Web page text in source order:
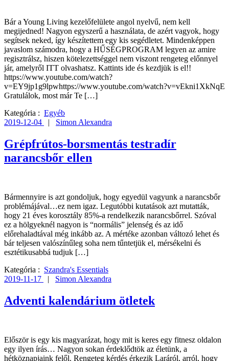
Bár a Young Living kezelőfelülete angol nyelvű, nem kell
megijedned! Nagyon egyszerű a használata, de azért vagyok, hogy
segítsek neked, így készítettem egy kis segédletet. Mindenképpen
javaslom számodra, hogy a HŰSÉGPROGRAM legyen az amire
regisztrálsz, hiszen kötelezettséggel nem viszont rengeteg előnnyel
jár, amelyről ITT olvashatsz. Kattints ide és kezdjük is el!!
https://www.youtube.com/watch?
v=EY9jp1g9lpwhttps://www.youtube.com/watch?v=vEkni1XkNqE
Gratulálok, most már Te […]
Kategória : Egyéb
2019-12-04
| Simon Alexandra
Grépfrútos-borsmentás testradír
narancsbőr ellen
Bármennyire is azt gondoljuk, hogy egyedül vagyunk a narancsbőr
problémájával…ez nem igaz. Legutóbbi kutatások azt mutatták,
hogy 21 éves korosztály 85%-a rendelkezik narancsbőrrel. Szóval
ez a hölgyeknél nagyon is “normális” jelenség és az idő
előrehaladtával még inkább az. A mértéke azonban változó lehet és
bár teljesen valószínűleg soha nem tűntetjük el, mérsékelni és
esztétikusabbá tudjuk […]
Kategória : Szandra's Essentials
2019-11-17
| Simon Alexandra
Adventi kalendárium ötletek
Először is egy kis magyarázat, hogy mit is keres egy fitnesz oldalon
egy ilyen írás… Nagyon sokan érdeklődtök az életünk, a
hétköznapjaink felől. Rengeteg kérdés érkezik Laráról, arról, hogy